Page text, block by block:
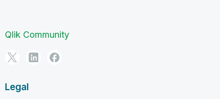
Qlik Community
Legal